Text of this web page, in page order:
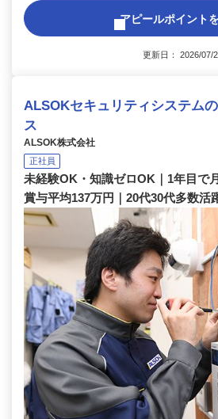
アピールポイント
更新日： 2026/
ALSOKセキュリティシステム
ス
ALSOK株式会社
正社員
未経験OK・知識ゼロOK｜1年目で
賞与平均137万円｜20代30代多数活